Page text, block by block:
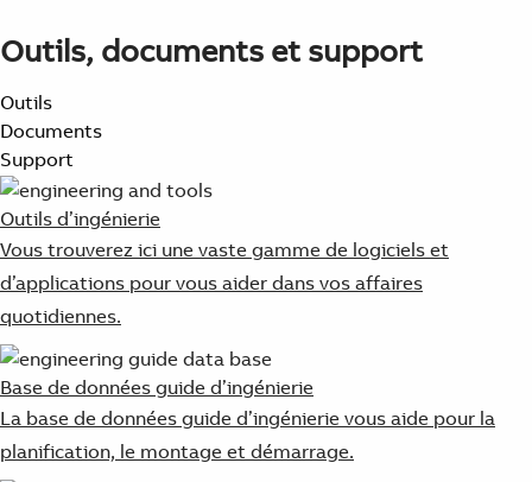
Outils, documents et support
Outils
Documents
Support
Outils d’ingénierie
Vous trouverez ici une vaste gamme de logiciels et
d’applications pour vous aider dans vos affaires
quotidiennes.
Base de données guide d’ingénierie
La base de données guide d’ingénierie vous aide pour la
planification, le montage et démarrage.